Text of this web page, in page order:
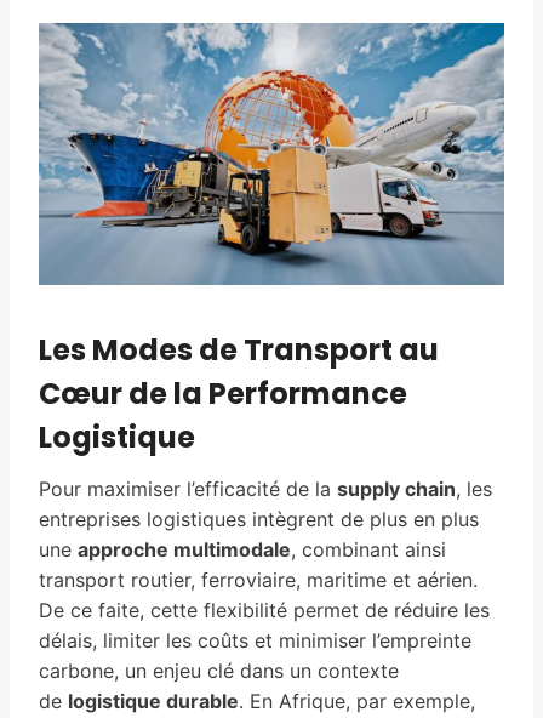
Les Modes de Transport au
Cœur de la Performance
Logistique
Pour maximiser l’efficacité de la supply chain, les
entreprises logistiques intègrent de plus en plus
une approche multimodale, combinant ainsi
transport routier, ferroviaire, maritime et aérien.
De ce faite, cette flexibilité permet de réduire les
délais, limiter les coûts et minimiser l’empreinte
carbone, un enjeu clé dans un contexte
de logistique durable. En Afrique, par exemple,